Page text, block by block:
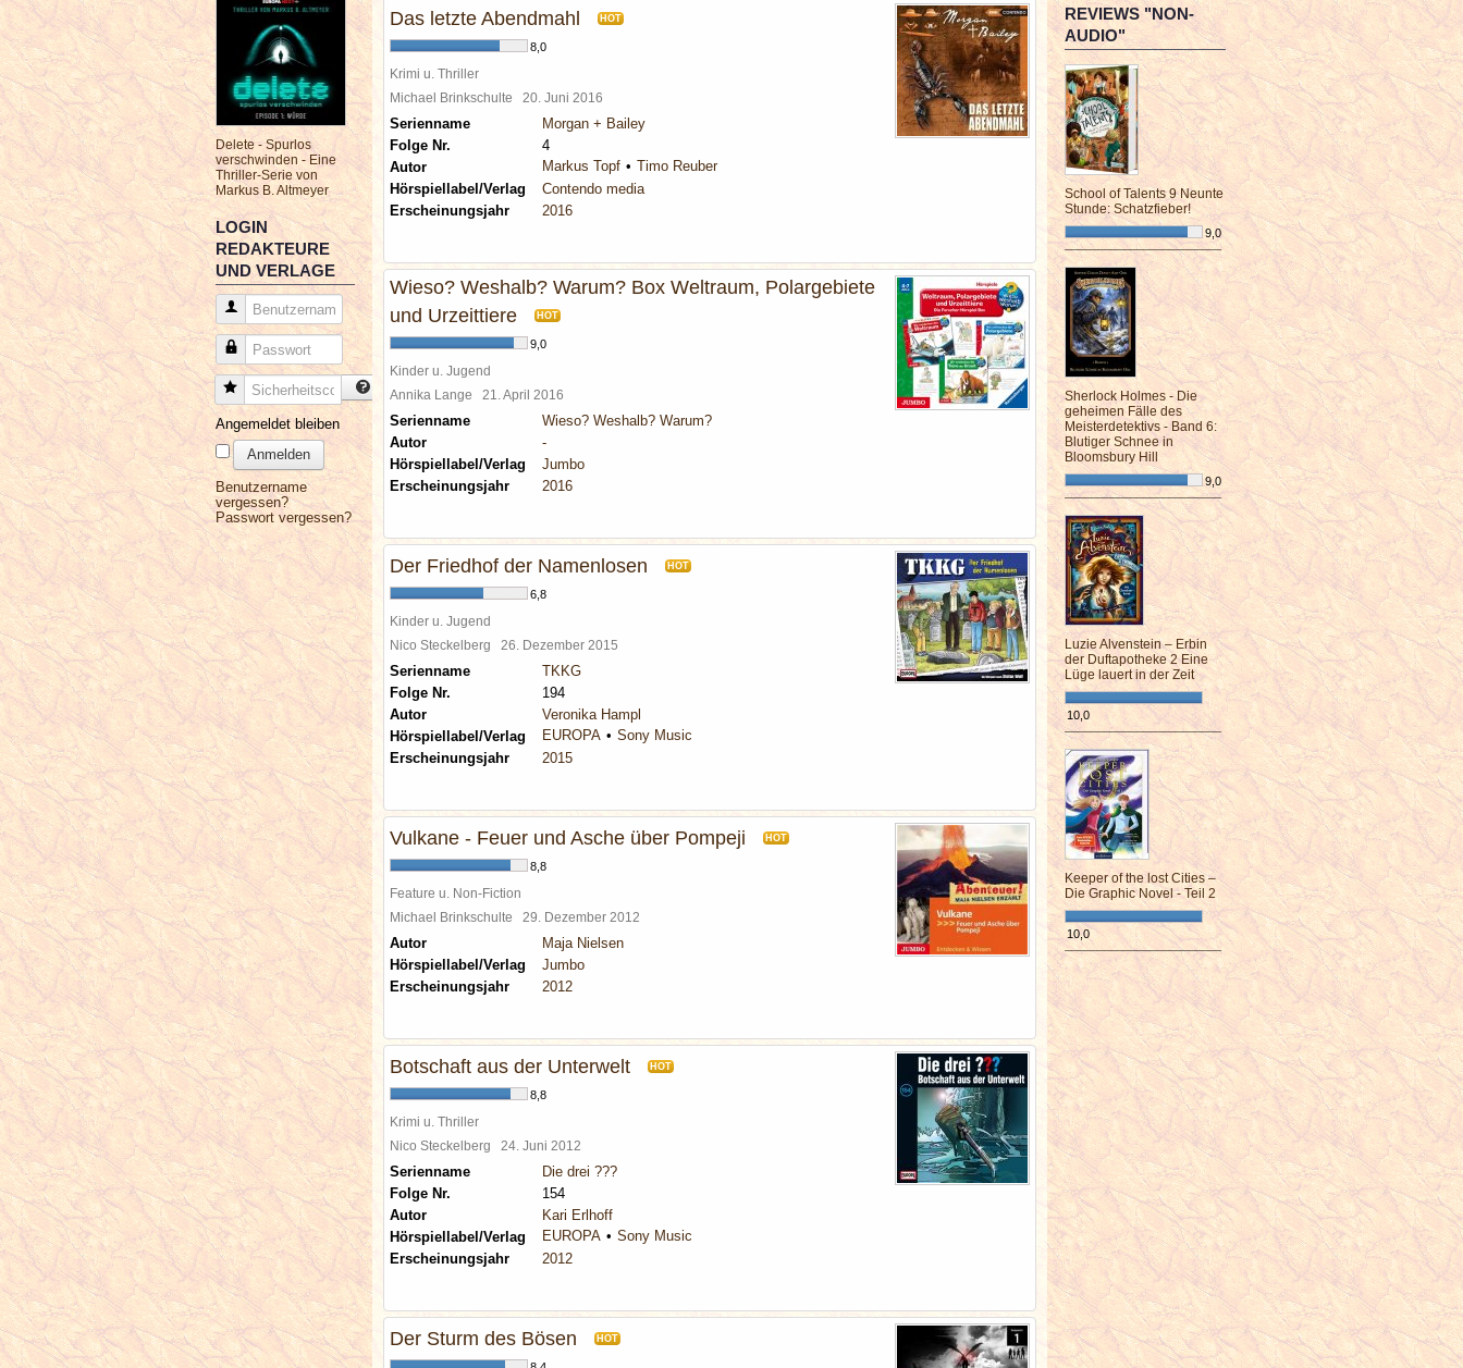
Delete - Spurlos
verschwinden - Eine
Thriller-Serie von
Markus B. Altmeyer
LOGIN
REDAKTEURE
UND VERLAGE
Benutzername
Passwort
Sicherheitscode
Angemeldet bleiben
Anmelden
Benutzername
vergessen?
Passwort vergessen?
Das letzte Abendmahl HOT
8,0
Krimi u. Thriller
Michael Brinkschulte 20. Juni 2016
Serienname
Morgan + Bailey
Folge Nr.
4
Autor
Markus Topf
Timo Reuber
Hörspiellabel/Verlag
Contendo media
Erscheinungsjahr
2016
Wieso? Weshalb? Warum? Box Weltraum, Polargebiete
und Urzeittiere
HOT
9,0
Kinder u. Jugend
Annika Lange 21. April 2016
Serienname
Wieso? Weshalb? Warum?
Autor
-
Hörspiellabel/Verlag
Jumbo
Erscheinungsjahr
2016
Der Friedhof der Namenlosen HOT
6,8
Kinder u. Jugend
Nico Steckelberg 26. Dezember 2015
Serienname
TKKG
Folge Nr.
194
Autor
Veronika Hampl
Hörspiellabel/Verlag
EUROPA
Sony Music
Erscheinungsjahr
2015
Vulkane - Feuer und Asche über Pompeji HOT
8,8
Feature u. Non-Fiction
Michael Brinkschulte 29. Dezember 2012
Autor
Maja Nielsen
Hörspiellabel/Verlag
Jumbo
Erscheinungsjahr
2012
Botschaft aus der Unterwelt HOT
8,8
Krimi u. Thriller
Nico Steckelberg 24. Juni 2012
Serienname
Die drei ???
Folge Nr.
154
Autor
Kari Erlhoff
Hörspiellabel/Verlag
EUROPA
Sony Music
Erscheinungsjahr
2012
Der Sturm des Bösen HOT
REVIEWS "NON-
AUDIO"
School of Talents 9 Neunte
Stunde: Schatzfieber!
9,0
¯¯¯¯¯¯¯¯¯¯¯¯¯¯¯¯¯¯¯¯¯¯¯¯
Sherlock Holmes - Die
geheimen Fälle des
Meisterdetektivs - Band 6:
Blutiger Schnee in
Bloomsbury Hill
9,0
¯¯¯¯¯¯¯¯¯¯¯¯¯¯¯¯¯¯¯¯¯¯¯¯
Luzie Alvenstein – Erbin
der Duftapotheke 2 Eine
Lüge lauert in der Zeit
10,0
¯¯¯¯¯¯¯¯¯¯¯¯¯¯¯¯¯¯¯¯¯¯¯¯
Keeper of the lost Cities –
Die Graphic Novel - Teil 2
10,0
¯¯¯¯¯¯¯¯¯¯¯¯¯¯¯¯¯¯¯¯¯¯¯¯